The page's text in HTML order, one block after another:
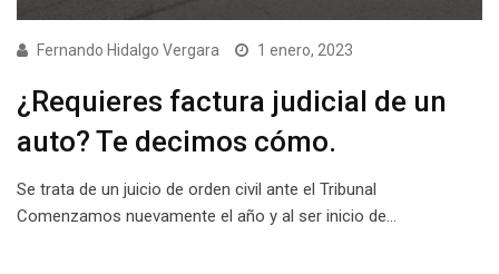
Fernando Hidalgo Vergara 1 enero, 2023
¿Requieres factura judicial de un
auto? Te decimos cómo.
Se trata de un juicio de orden civil ante el Tribunal
Comenzamos nuevamente el año y al ser inicio de…